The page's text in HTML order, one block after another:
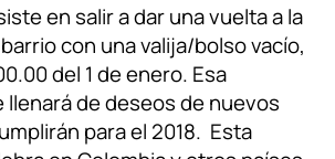
en salir a dar una vuelta a la
con una valija/bolso vacío,
del 1 de enero. Esa
llenará de deseos de nuevos
para el 2018. Esta